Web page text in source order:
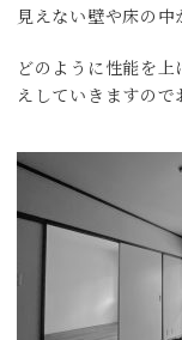
見えない壁や床の中
どのように性能を
えしていきますの